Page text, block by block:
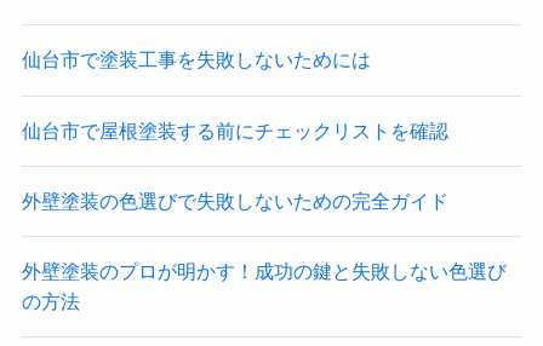
仙台市で塗装工事を失敗しないためには
仙台市で屋根塗装する前にチェックリストを確認
外壁塗装の色選びで失敗しないための完全ガイド
外壁塗装のプロが明かす！成功の鍵と失敗しない色選び
の方法